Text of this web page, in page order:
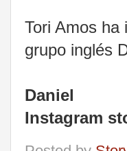
Tori Amos ha
grupo inglés
Daniel
Instagram